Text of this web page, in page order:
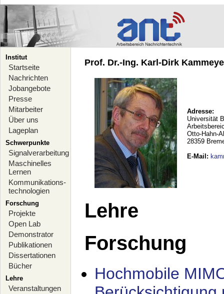
Institut
Startseite
Nachrichten
Jobangebote
Presse
Mitarbeiter
Über uns
Lageplan
Schwerpunkte
Signalverarbeitung
Maschinelles
Lernen
Kommunikations-
technologien
Forschung
Projekte
Open Lab
Demonstrator
Publikationen
Dissertationen
Bücher
Lehre
Veranstaltungen
Prof. Dr.-Ing. Karl-Dirk
Adresse:
Universität
Otto-Hahn-
28359
E-Mail :
Lehre
Forschung
Hochmobile